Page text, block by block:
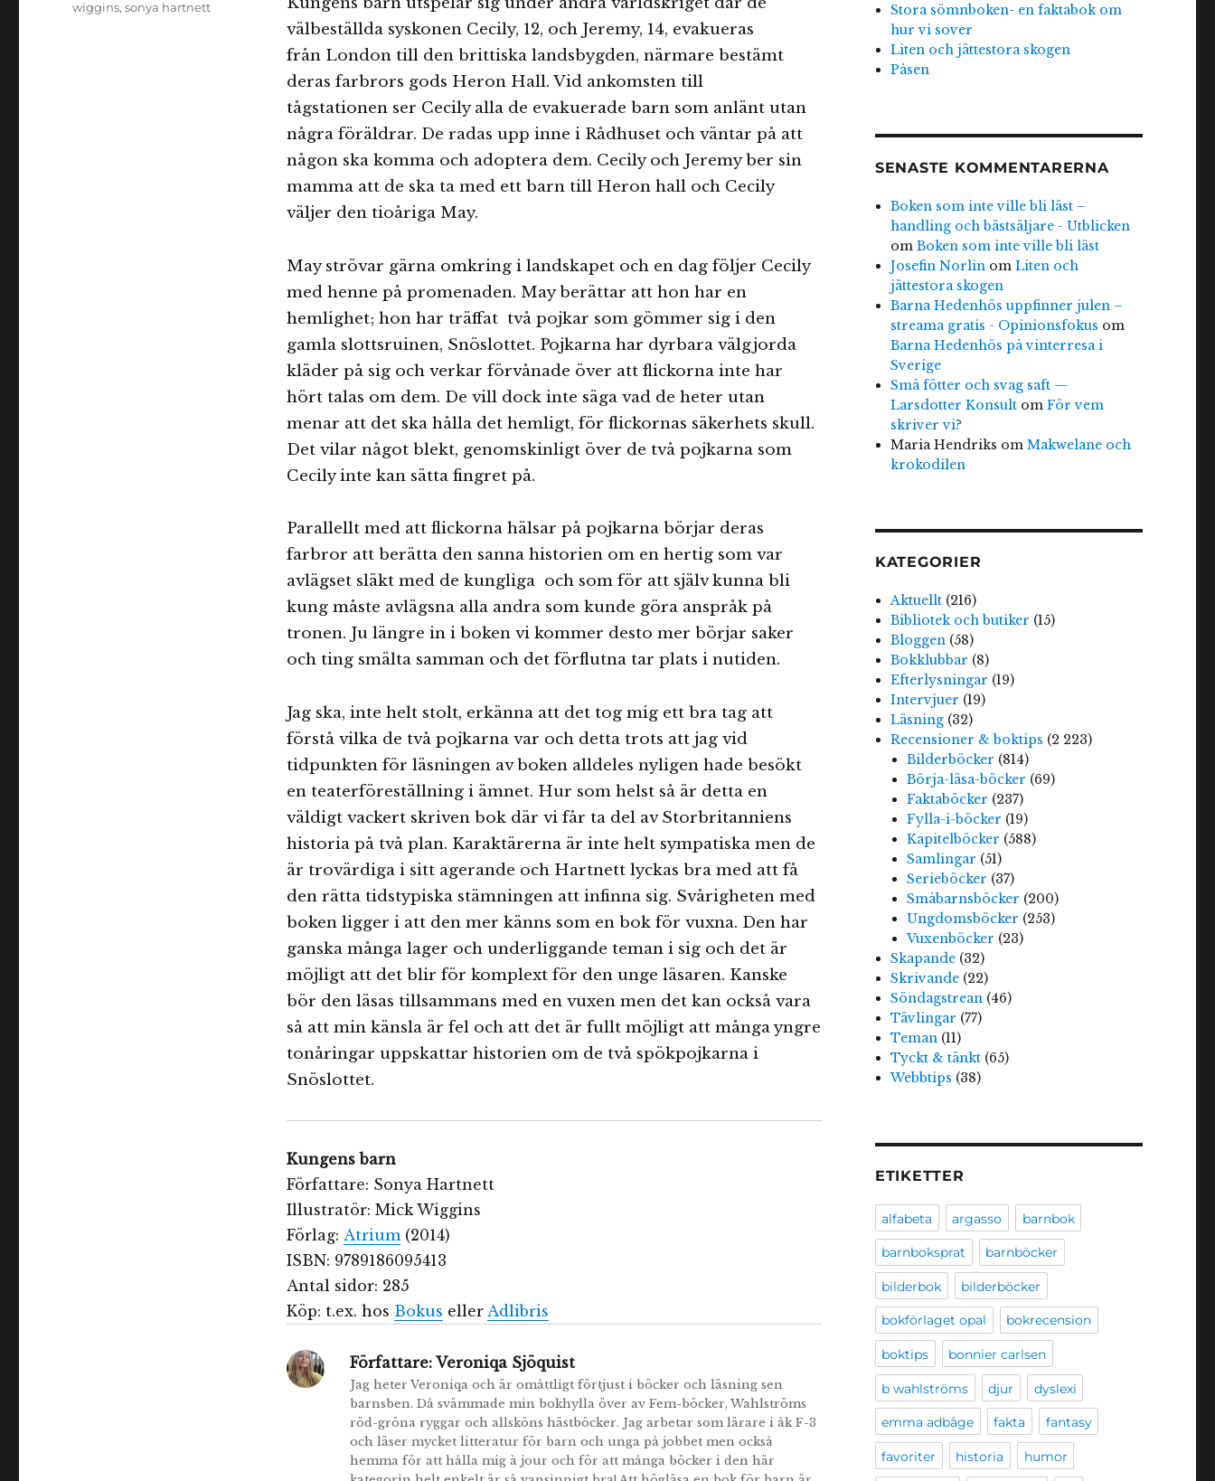
välbeställda syskonen Cecily, 12, och Jeremy, 14, evakueras
från London till den brittiska landsbygden, närmare bestämt
deras farbrors gods Heron Hall. Vid ankomsten till
tågstationen ser Cecily alla de evakuerade barn som anlänt utan
några föräldrar. De radas upp inne i Rådhuset och väntar på att
någon ska komma och adoptera dem. Cecily och Jeremy ber sin
mamma att de ska ta med ett barn till Heron hall och Cecily
väljer den tioåriga May.
May strövar gärna omkring i landskapet och en dag följer Cecily
med henne på promenaden. May berättar att hon har en
hemlighet; hon har träffat två pojkar som gömmer sig i den
gamla slottsruinen, Snöslottet. Pojkarna har dyrbara välgjorda
kläder på sig och verkar förvånade över att flickorna inte har
hört talas om dem. De vill dock inte säga vad de heter utan
menar att det ska hålla det hemligt, för flickornas säkerhets skull.
Det vilar något blekt, genomskinligt över de två pojkarna som
Cecily inte kan sätta fingret på.
Parallellt med att flickorna hälsar på pojkarna börjar deras
farbror att berätta den sanna historien om en hertig som var
avlägset släkt med de kungliga och som för att själv kunna bli
kung måste avlägsna alla andra som kunde göra anspråk på
tronen. Ju längre in i boken vi kommer desto mer börjar saker
och ting smälta samman och det förflutna tar plats i nutiden.
Jag ska, inte helt stolt, erkänna att det tog mig ett bra tag att
förstå vilka de två pojkarna var och detta trots att jag vid
tidpunkten för läsningen av boken alldeles nyligen hade besökt
en teaterföreställning i ämnet. Hur som helst så är detta en
väldigt vackert skriven bok där vi får ta del av Storbritanniens
historia på två plan. Karaktärerna är inte helt sympatiska men de
är trovärdiga i sitt agerande och Hartnett lyckas bra med att få
den rätta tidstypiska stämningen att infinna sig. Svårigheten med
boken ligger i att den mer känns som en bok för vuxna. Den har
ganska många lager och underliggande teman i sig och det är
möjligt att det blir för komplext för den unge läsaren. Kanske
bör den läsas tillsammans med en vuxen men det kan också vara
så att min känsla är fel och att det är fullt möjligt att många yngre
tonåringar uppskattar historien om de två spökpojkarna i
Snöslottet.
Kungens barn
Författare: Sonya Hartnett
Illustratör: Mick Wiggins
Förlag: Atrium (2014)
ISBN: 9789186095413
Antal sidor: 285
Köp: t.ex. hos Bokus eller Adlibris
Författare:Veroniqa Sjöquist
Jag heter Veroniqa och är omåttligt förtjust i böcker och läsning sen
barnsben. Då svämmade min bokhylla över av Fem-böcker, Wahlströms
röd-gröna ryggar och allsköns hästböcker. Jag arbetar som lärare i åk F-3
och läser mycket litteratur för barn och unga på jobbet men också
hemma för att hålla mig à jour och för att många böcker i den här
wiggins,sonya hartnett
Stora sömnboken- en faktabok om
hur vi sover
Liten och jättestora skogen
Påsen
SENASTE KOMMENTARERNA
Boken som inte ville bli läst –
handling och bästsäljare - Utblicken
omBoken som inte ville bli läst
Josefin Norlin omLiten och
jättestora skogen
Barna Hedenhös uppfinner julen –
streama gratis - Opinionsfokus om
Barna Hedenhös på vinterresa i
Sverige
Små fötter och svag saft —
Larsdotter Konsult omFör vem
skriver vi?
Maria Hendriks omMakwelane och
krokodilen
KATEGORIER
Aktuellt (216)
Bibliotek och butiker (15)
Bloggen (58)
Bokklubbar (8)
Efterlysningar (19)
Intervjuer (19)
Läsning (32)
Recensioner & boktips (2 223)
Bilderböcker (814)
Börja-läsa-böcker (69)
Faktaböcker (237)
Fylla-i-böcker (19)
Kapitelböcker (588)
Samlingar (51)
Serieböcker (37)
Småbarnsböcker (200)
Ungdomsböcker (253)
Vuxenböcker (23)
Skapande (32)
Skrivande (22)
Söndagstrean (46)
Tävlingar (77)
Teman (11)
Tyckt & tänkt (65)
Webbtips (38)
ETIKETTER
alfabeta argasso barnbok
barnboksprat barnböcker
bilderbok bilderböcker
bokförlaget opal bokrecension
boktips bonnier carlsen
b wahlströms djur dyslexi
emma adbåge fakta fantasy
favoriter historia humor